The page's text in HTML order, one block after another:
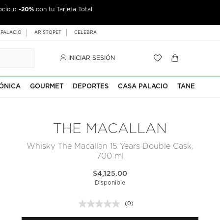
o -20% con tu Tarjeta Total
Palacio
ARISTOPET CELEBRA
INICIAR SESIÓN
GOURMET DEPORTES CASA PALACIO TANE
THE MACALLAN
Whisky The Macallan 15 Years Double Cask,
700 ml
$4,125.00
Disponible
Sin
puntuación.
(0)